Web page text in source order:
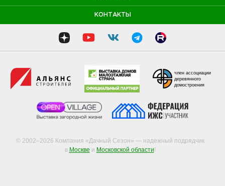
КОНТАКТЫ
© 2002–2026 Компания «Дачный Сезон» — надежный подрядчик
в Москве и Московской области!
член ассоциации
деревянного
домостроения